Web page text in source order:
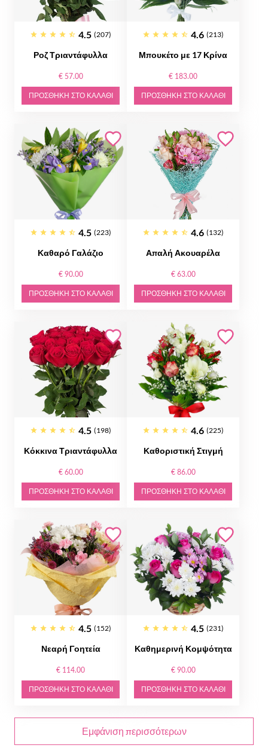
4.5 (207)
Ροζ Τριαντάφυλλα
€ 57.00
ΠΡΟΣΘΉΚΗ ΣΤΟ ΚΑΛΆΘΙ
4.6 (213)
Μπουκέτο με 17 Κρίνα
€ 183.00
ΠΡΟΣΘΉΚΗ ΣΤΟ ΚΑΛΆΘΙ
4.5 (223)
Καθαρό Γαλάζιο
€ 90.00
ΠΡΟΣΘΉΚΗ ΣΤΟ ΚΑΛΆΘΙ
4.6 (132)
Απαλή Ακουαρέλα
€ 63.00
ΠΡΟΣΘΉΚΗ ΣΤΟ ΚΑΛΆΘΙ
4.5 (198)
Κόκκινα Τριαντάφυλλα
€ 60.00
ΠΡΟΣΘΉΚΗ ΣΤΟ ΚΑΛΆΘΙ
4.6 (225)
Καθοριστική Στιγμή
€ 86.00
ΠΡΟΣΘΉΚΗ ΣΤΟ ΚΑΛΆΘΙ
4.5 (152)
Νεαρή Γοητεία
€ 114.00
ΠΡΟΣΘΉΚΗ ΣΤΟ ΚΑΛΆΘΙ
4.5 (231)
Καθημερινή Κομψότητα
€ 90.00
ΠΡΟΣΘΉΚΗ ΣΤΟ ΚΑΛΆΘΙ
Εμφάνιση περισσότερων